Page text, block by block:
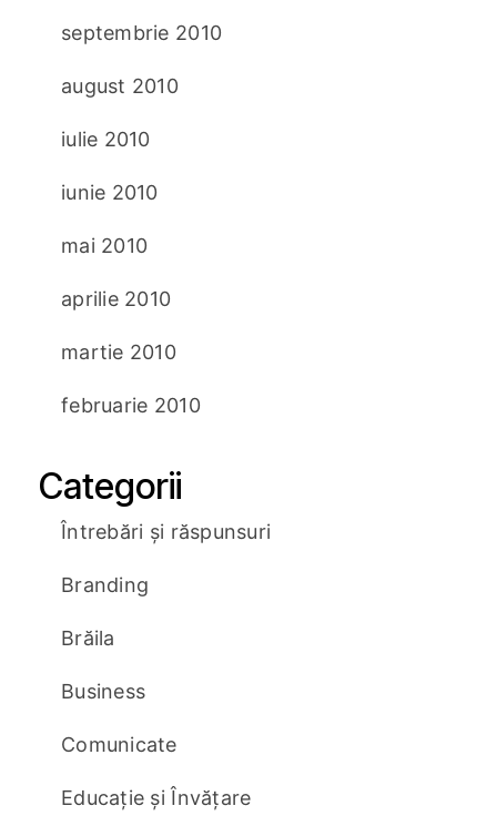
septembrie 2010
august 2010
iulie 2010
iunie 2010
mai 2010
aprilie 2010
martie 2010
februarie 2010
Categorii
Întrebări și răspunsuri
Branding
Brăila
Business
Comunicate
Educație și Învățare